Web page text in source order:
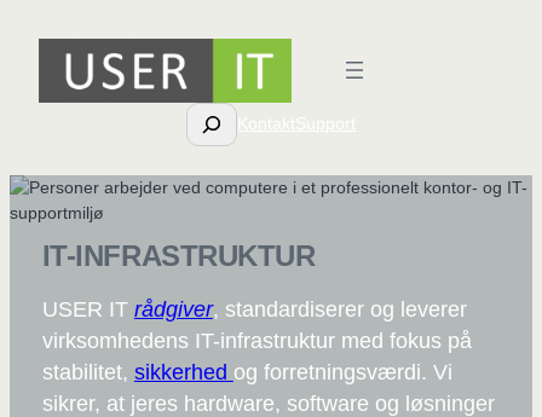
Søg
IT-INFRASTRUKTUR
USER IT rådgiver, standardiserer og leverer
virksomhedens IT-infrastruktur med fokus på
stabilitet, sikkerhed og forretningsværdi. Vi
sikrer, at jeres hardware, software og løsninger